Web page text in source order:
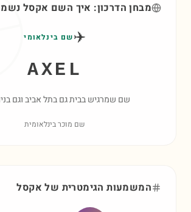
מבחן הדרכון: איך השם אקסל
✈️שם בינלאומי
AXEL
שם שמרגיש בבית גם בתל אביב וגם
שם מוכר בינלאומית
המשמעות הגימטרית של אקסל